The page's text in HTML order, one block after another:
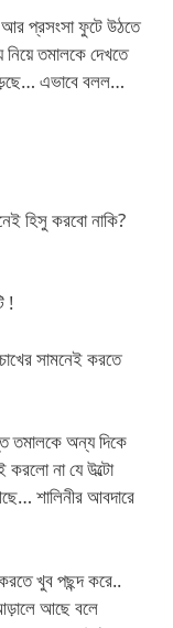
প্রসংসা ফুটে উঠতে
নিয়ে তমালকে দেখতে
এভাবে বলল…
হিসু করবো নাকি?
!
সামনেই করতে
তমালকে অন্য দিকে
করলো না যে উল্টো
শালিনীর আবদারে
খুব পছন্দ করে..
আছে বলে